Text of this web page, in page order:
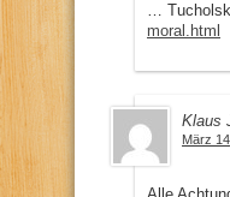
…
moral.html
Klaus
März